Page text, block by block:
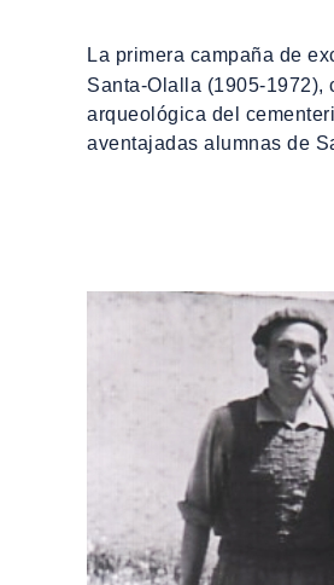
La primera campaña de
Santa-Olalla (1905-
arqueológica del
aventajadas alumnas de